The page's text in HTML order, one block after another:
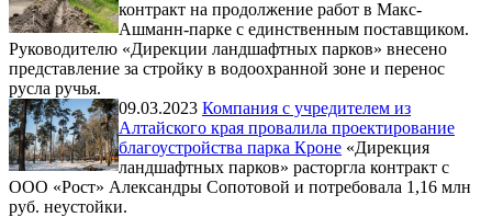
контракт на продолжение работ в Макс-
Ашманн-парке с единственным поставщиком.
Руководителю «Дирекции ландшафтных парков» внесено
представление за стройку в водоохранной зоне и перенос
русла ручья.
09.03.2023 Компания с учредителем из
Алтайского края провалила проектирование
благоустройства парка Кроне «Дирекция
ландшафтных парков» расторгла контракт с
ООО «Рост» Александры Сопотовой и потребовала 1,16 млн
руб. неустойки.